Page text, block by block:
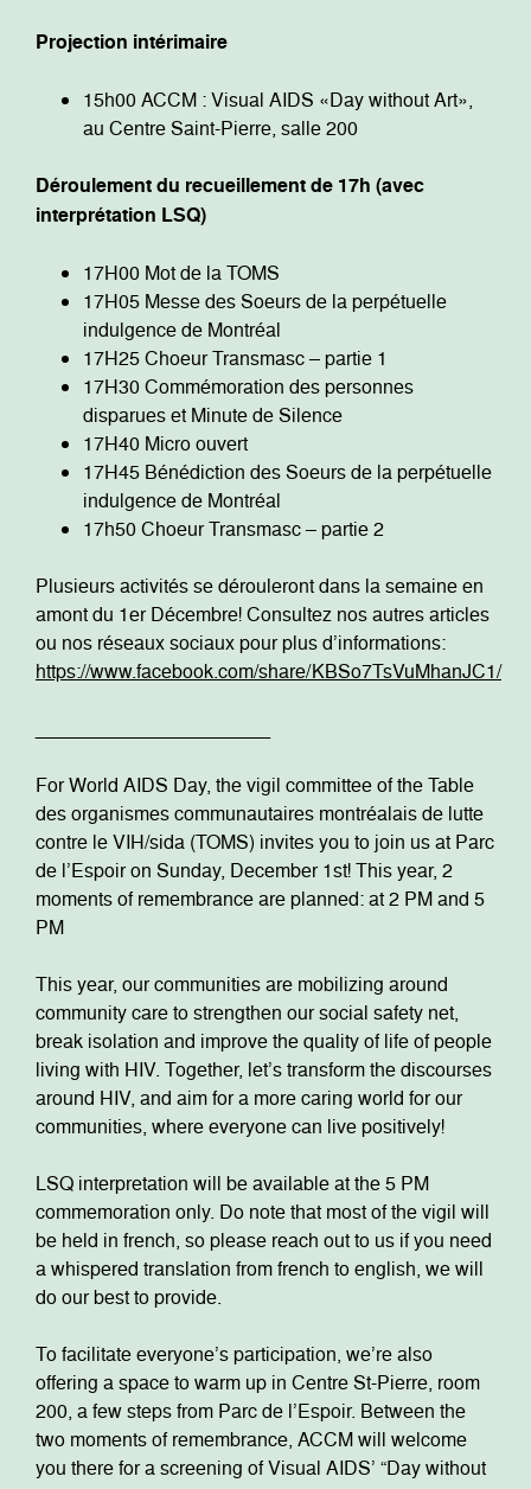
Projection intérimaire
15h00 ACCM : Visual AIDS «Day without Art»,
au Centre Saint-Pierre, salle 200
Déroulement du recueillement de 17h (avec
interprétation LSQ)
17H00 Mot de la TOMS
17H05 Messe des Soeurs de la perpétuelle
indulgence de Montréal
17H25 Choeur Transmasc – partie 1
17H30 Commémoration des personnes
disparues et Minute de Silence
17H40 Micro ouvert
17H45 Bénédiction des Soeurs de la perpétuelle
indulgence de Montréal
17h50 Choeur Transmasc – partie 2
Plusieurs activités se dérouleront dans la semaine en
amont du 1er Décembre! Consultez nos autres articles
ou nos réseaux sociaux pour plus d’informations:
https://www.facebook.com/share/KBSo7TsVuMhanJC1/
For World AIDS Day, the vigil committee of the Table
des organismes communautaires montréalais de lutte
contre le VIH/sida (TOMS) invites you to join us at Parc
de l’Espoir on Sunday, December 1st! This year, 2
moments of remembrance are planned: at 2 PM and 5
PM
This year, our communities are mobilizing around
community care to strengthen our social safety net,
break isolation and improve the quality of life of people
living with HIV. Together, let’s transform the discourses
around HIV, and aim for a more caring world for our
communities, where everyone can live positively!
LSQ interpretation will be available at the 5 PM
commemoration only. Do note that most of the vigil will
be held in french, so please reach out to us if you need
a whispered translation from french to english, we will
do our best to provide.
To facilitate everyone’s participation, we’re also
offering a space to warm up in Centre St-Pierre, room
200, a few steps from Parc de l’Espoir. Between the
two moments of remembrance, ACCM will welcome
you there for a screening of Visual AIDS’ “Day without